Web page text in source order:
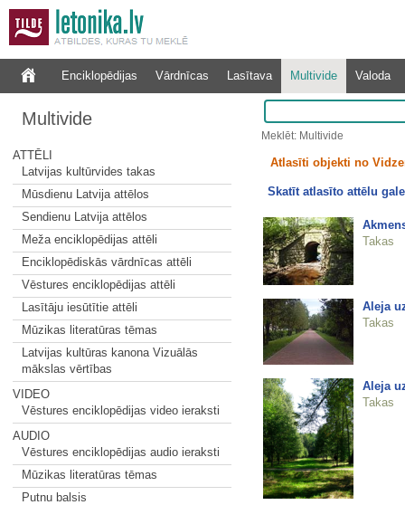
Enciklopēdijas Vārdnīcas Lasītava Multivide Valoda
Multivide
ATTĒLI
Latvijas kultūrvides takas
Mūsdienu Latvija attēlos
Sendienu Latvija attēlos
Meža enciklopēdijas attēli
Enciklopēdiskās vārdnīcas attēli
Vēstures enciklopēdijas attēli
Lasītāju iesūtītie attēli
Mūzikas literatūras tēmas
Latvijas kultūras kanona Vizuālās
mākslas vērtības
VIDEO
Vēstures enciklopēdijas video ieraksti
AUDIO
Vēstures enciklopēdijas audio ieraksti
Mūzikas literatūras tēmas
Putnu balsis
Meklēt: Multivide
Atlasīti objekti no
Skatīt atlasīto attēlu
Takas
Aleja
Takas
Aleja
Takas